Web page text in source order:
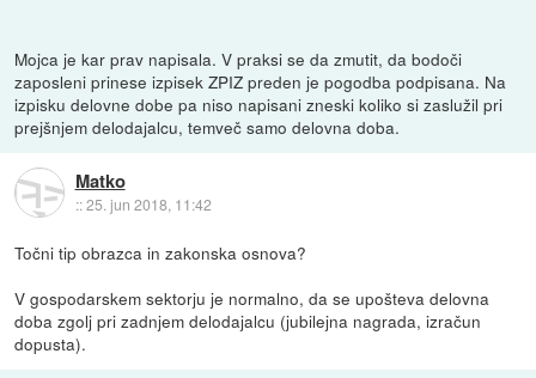
Mojca je kar prav napisala. V praksi se da zmutit, da bodoči
zaposleni prinese izpisek ZPIZ preden je pogodba podpisana. Na
izpisku delovne dobe pa niso napisani zneski koliko si zaslužil pri
prejšnjem delodajalcu, temveč samo delovna doba.
Matko
::25. jun 2018, 11:42
Točni tip obrazca in zakonska osnova?
V gospodarskem sektorju je normalno, da se upošteva delovna
doba zgolj pri zadnjem delodajalcu (jubilejna nagrada, izračun
dopusta).